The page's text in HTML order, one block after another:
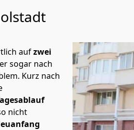
aufzwei
sogar nach
Kurz nach
nicht